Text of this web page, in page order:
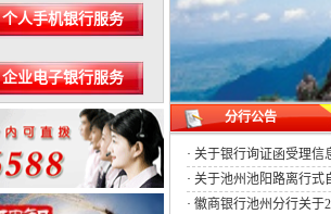
个人手机银行服务
企业电子银行服务
分行公告
· 关于银行询证函受理信
· 关于池州池阳路离行式
· 徽商银行池州分行关于